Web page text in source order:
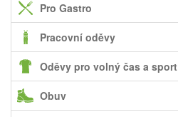
Pro Gastro
Pracovní oděvy
Oděvy pro volný čas a sport
Obuv